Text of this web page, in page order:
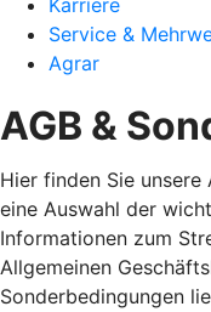
Karriere
Service &
Agrar
AGB &
Hier finden Sie unsere
eine Auswahl der
Informationen zum
Allgemeinen
Sonderbedingungen